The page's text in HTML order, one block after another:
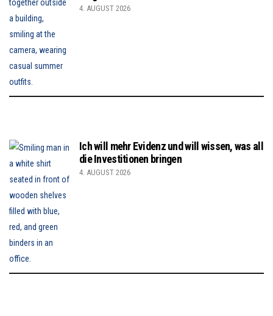
4. AUGUST 2026
Ich will mehr Evidenz und will wissen, was all
die Investitionen bringen
4. AUGUST 2026